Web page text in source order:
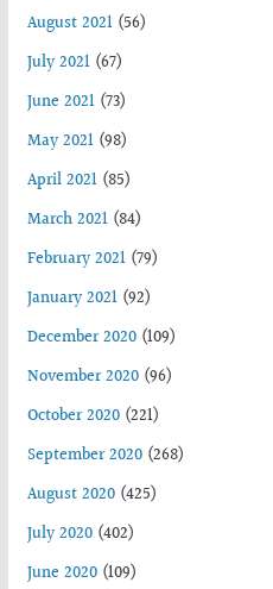
August 2021(56)
July 2021(67)
June 2021(73)
May 2021(98)
April 2021(85)
March 2021(84)
February 2021(79)
January 2021(92)
December 2020(109)
November 2020(96)
October 2020(221)
September 2020(268)
August 2020(425)
July 2020(402)
June 2020(109)